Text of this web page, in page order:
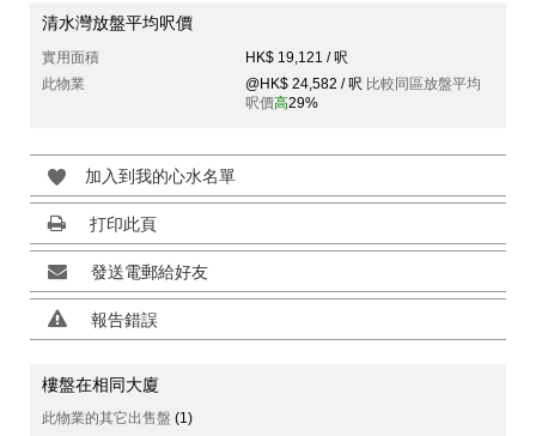
清水灣放盤平均呎價
實用面積
HK$ 19,121 / 呎
此物業
@HK$ 24,582 / 呎 比較同區放盤平均
呎價高29%
加入到我的心水名單
打印此頁
發送電郵給好友
報告錯誤
樓盤在相同大廈
此物業的其它出售盤 (1)